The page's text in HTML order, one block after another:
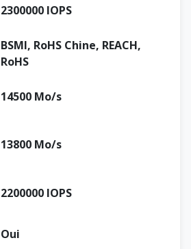
2300000 IOPS
BSMI, RoHS Chine, REACH,
RoHS
14500 Mo/s
13800 Mo/s
2200000 IOPS
Oui